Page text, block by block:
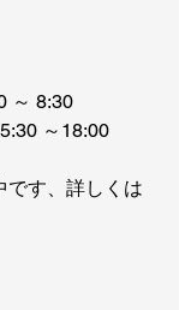
～ 8:30
～18:00
です、詳しくは